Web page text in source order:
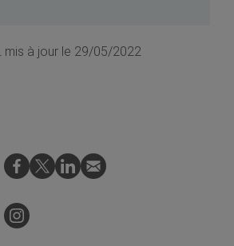
mis à jour le 29/05/2022